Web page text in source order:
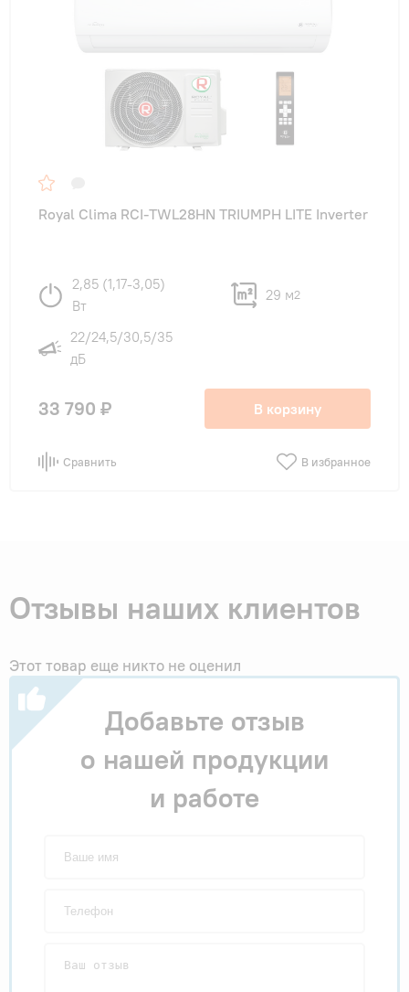
Royal Clima RCI-TWL28HN TRIUMPH LITE Inverter
2,85 (1,17-3,05)
Вт
29 м2
22/24,5/30,5/35
дБ
33 790 ₽ В корзину
Сравнить В избранное
Отзывы наших клиентов
Этот товар еще никто не оценил
Добавьте отзыв
о нашей продукции
и работе